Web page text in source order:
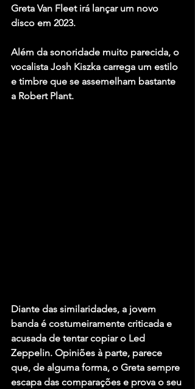
Greta Van Fleet irá lançar um novo
disco em 2023.
Além da sonoridade muito parecida, o
vocalista Josh Kiszka carrega um estilo
e timbre que se assemelham bastante
a Robert Plant.
Diante das similaridades, a jovem
banda é costumeiramente criticada e
acusada de tentar copiar o Led
Zeppelin. Opiniões à parte, parece
que, de alguma forma, o Greta sempre
escapa das comparações e prova o seu